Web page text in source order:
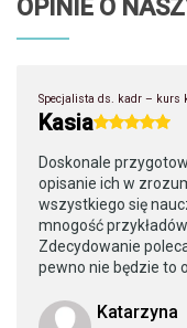
OPINIE O
Specjalista ds. kadr – kurs
Kasia
Doskonale
opisanie ich w
wszystkiego się
mnogość
Zdecydowanie
pewno nie będzie to
Katarzyna